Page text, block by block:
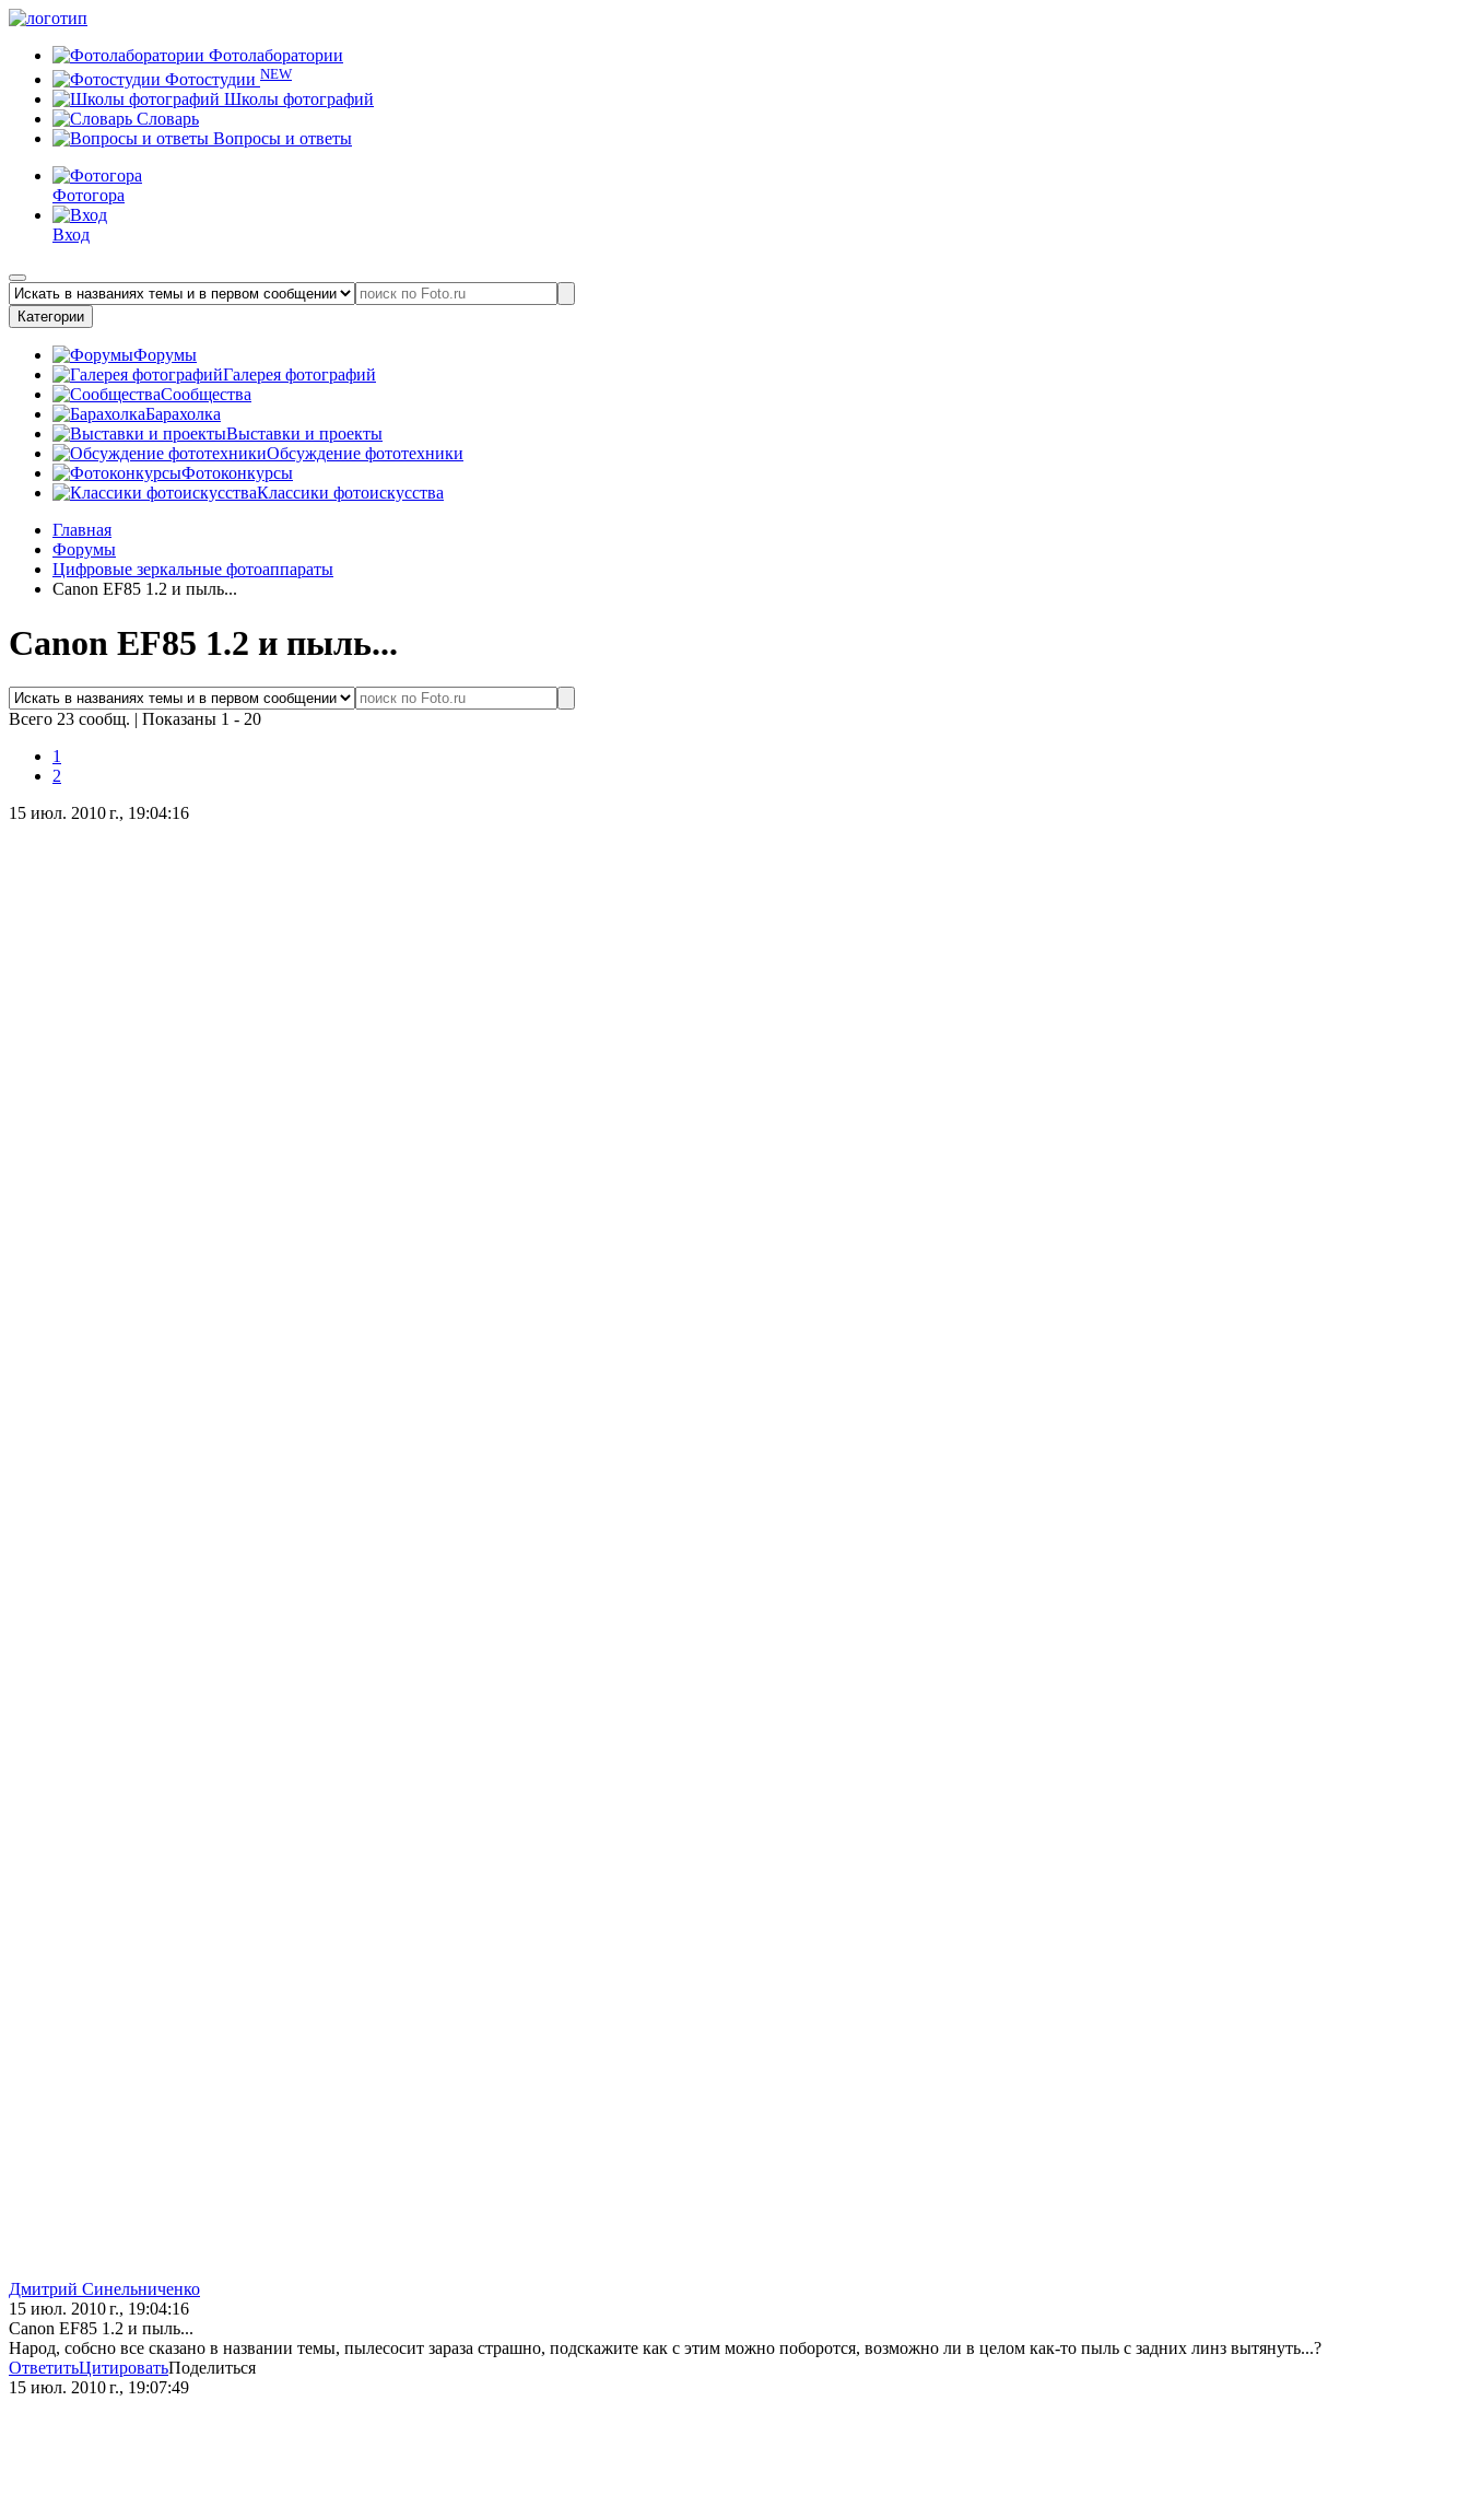
Фотолаборатории
Фотостудии NEW
Школы фотографий
Словарь
Вопросы и ответы
Фотогора
Вход
Категории
Форумы
Галерея фотографий
Сообщества
Барахолка
Выставки и проекты
Обсуждение фототехники
Фотоконкурсы
Классики фотоискусства
Главная
Форумы
Цифровые зеркальные фотоаппараты
Canon EF85 1.2 и пыль...
Canon EF85 1.2 и пыль...
Всего 23 сообщ. | Показаны 1 - 20
1
2
15 июл. 2010 г., 19:04:16
Дмитрий Синельниченко
15 июл. 2010 г., 19:04:16
Canon EF85 1.2 и пыль...
Народ, собсно все сказано в названии темы, пылесосит зараза страшно, подскажите как с этим можно поборотcя, возможно ли в целом как-то пыль с задних линз вытянуть...?
ОтветитьЦитироватьПоделиться
15 июл. 2010 г., 19:07:49